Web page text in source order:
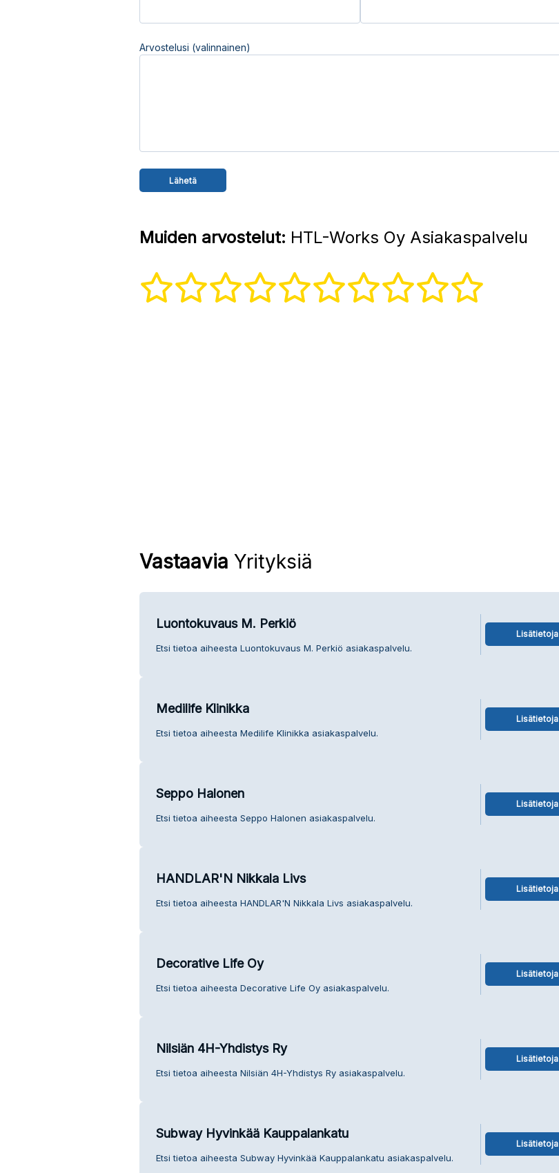
Arvostelusi (valinnainen)
Muiden arvostelut: HTL-Works Oy Asiakaspalvelu
Vastaavia Yrityksiä
Luontokuvaus M. Perkiö
Etsi tietoa aiheesta Luontokuvaus M. Perkiö asiakaspalvelu.
Lisätietoja
Medilife Klinikka
Etsi tietoa aiheesta Medilife Klinikka asiakaspalvelu.
Lisätietoja
Seppo Halonen
Etsi tietoa aiheesta Seppo Halonen asiakaspalvelu.
Lisätietoja
HANDLAR'N Nikkala Livs
Etsi tietoa aiheesta HANDLAR'N Nikkala Livs asiakaspalvelu.
Lisätietoja
Decorative Life Oy
Etsi tietoa aiheesta Decorative Life Oy asiakaspalvelu.
Lisätietoja
Nilsiän 4H-Yhdistys Ry
Etsi tietoa aiheesta Nilsiän 4H-Yhdistys Ry asiakaspalvelu.
Lisätietoja
Subway Hyvinkää Kauppalankatu
Etsi tietoa aiheesta Subway Hyvinkää Kauppalankatu asiakaspalvelu.
Lisätietoja